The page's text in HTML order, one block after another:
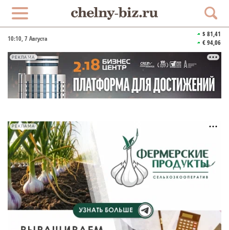
10:10, 7 Августа
$ 81,41
€ 94,06
РЕКЛАМА
РЕКЛАМА